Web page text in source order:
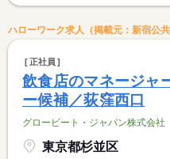
ハローワーク求人（掲載元：新宿公共
正社員
飲食店のマネージャ
ー候補／荻窪西口
グロービート・ジャパン株式会社
東京都杉並区